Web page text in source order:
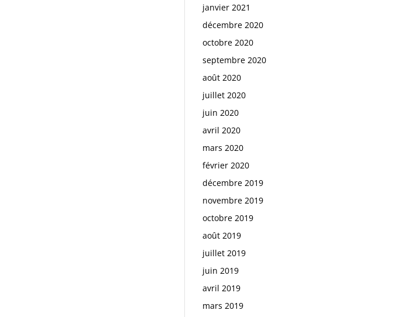
janvier 2021
décembre 2020
octobre 2020
septembre 2020
août 2020
juillet 2020
juin 2020
avril 2020
mars 2020
février 2020
décembre 2019
novembre 2019
octobre 2019
août 2019
juillet 2019
juin 2019
avril 2019
mars 2019